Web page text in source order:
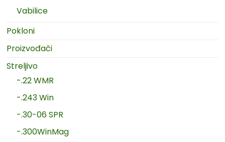
Vabilice
Pokloni
Proizvođači
Streljivo
-.22 WMR
-.243 Win
-.30-06 SPR
-.300WinMag